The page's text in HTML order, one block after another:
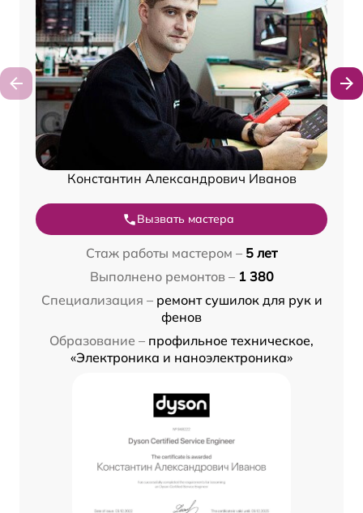
Константин Александрович Иванов
Вызвать мастера
Стаж работы мастером – 5 лет
Выполнено ремонтов – 1 380
Специализация – ремонт сушилок для рук и
фенов
Образование – профильное техническое,
«Электроника и наноэлектроника»